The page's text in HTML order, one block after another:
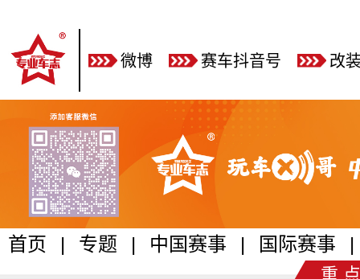
微博 赛车抖音号 改
首页 | 专题 | 中国赛事 | 国际赛事 |
重